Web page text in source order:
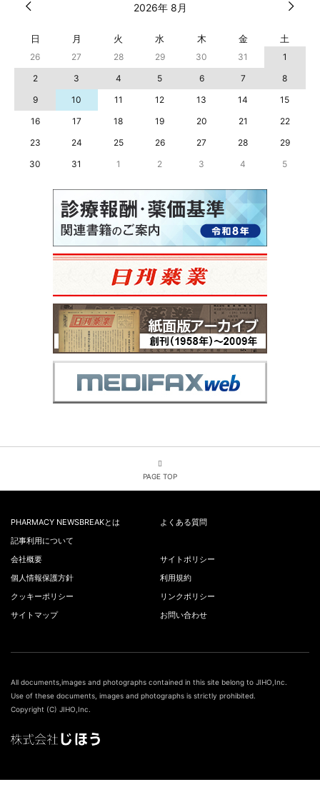
2026年 8月
日 月 火 水 木 金 土
26 27 28 29 30 31
1
2
3 4 5 6 7
8
9
10 11 12 13 14
15
16
17 18 19 20 21
22
23
24 25 26 27 28
29
30
31 1 2 3 4 5
PAGE TOP
PHARMACY NEWSBREAKとは
よくある質問
記事利用について
会社概要
サイトポリシー
個人情報保護方針
利用規約
クッキーポリシー
リンクポリシー
サイトマップ
お問い合わせ
All documents,images and photographs contained in this site belong to JIHO,Inc.
Use of these documents, images and photographs is strictly prohibited.
Copyright (C) JIHO,Inc.